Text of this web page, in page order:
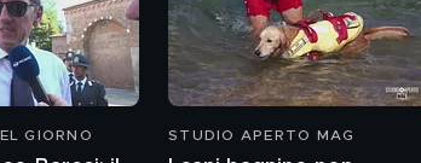
GIORNO STUDIO APERTO MAG